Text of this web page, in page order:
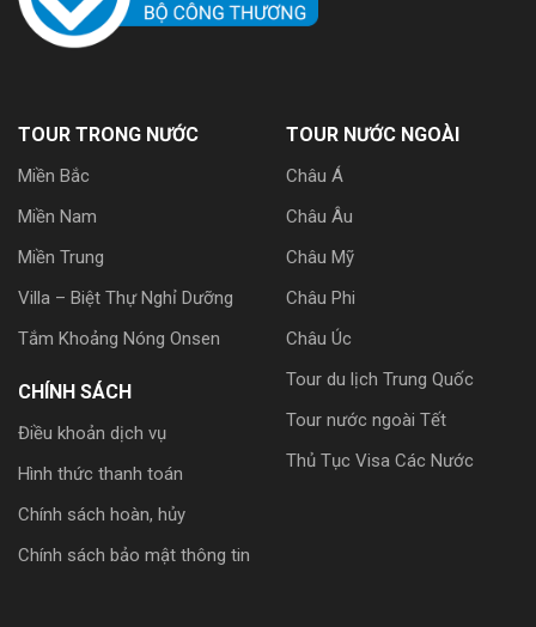
TOUR TRONG NƯỚC
Miền Bắc
Miền Nam
Miền Trung
Villa – Biệt Thự Nghỉ Dưỡng
Tắm Khoảng Nóng Onsen
CHÍNH SÁCH
Điều khoản dịch vụ
Hình thức thanh toán
Chính sách hoàn, hủy
Chính sách bảo mật thông tin
TOUR NƯỚC NGOÀI
Châu Á
Châu Âu
Châu Mỹ
Châu Phi
Châu Úc
Tour du lịch Trung Quốc
Tour nước ngoài Tết
Thủ Tục Visa Các Nước